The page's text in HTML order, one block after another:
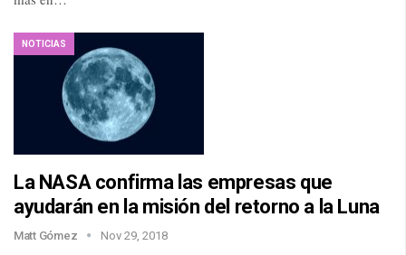
NOTICIAS
La NASA confirma las empresas que
ayudarán en la misión del retorno a la Luna
Matt Gómez Nov 29, 2018